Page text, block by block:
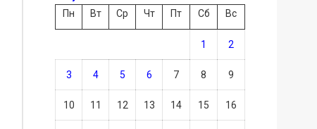
Пн
Вт Ср Чт Пт Сб Вс
1 2
3 4 5 6 7 8 9
10 11 12 13 14 15 16